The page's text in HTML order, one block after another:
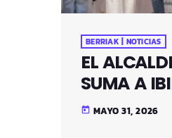
BERRIAK | NOTICIAS
EL
SUMA A
today MAYO 31, 2026